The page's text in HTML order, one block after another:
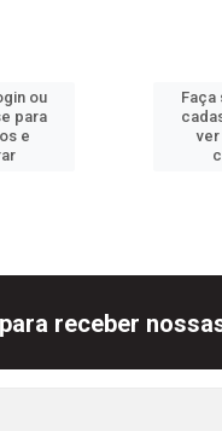
ou
para
e
Faça
receber